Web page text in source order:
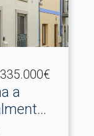
335.000€
a